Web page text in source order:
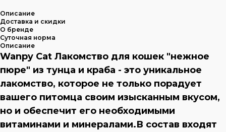
Описание
Доставка и скидки
О бренде
Суточная норма
Описание
Wanpy Cat Лакомство для кошек "нежное
пюре" из тунца и краба - это уникальное
лакомство, которое не только порадует
вашего питомца своим изысканным вкусом,
но и обеспечит его необходимыми
витаминами и минералами.В состав входят